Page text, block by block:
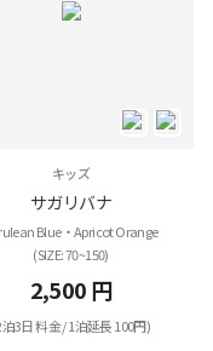
キッズ
サガリバナ
Blue・Apricot Orange
(SIZE: 70~150)
2,500 円
泊3日 料金 / 1泊延長 100円)